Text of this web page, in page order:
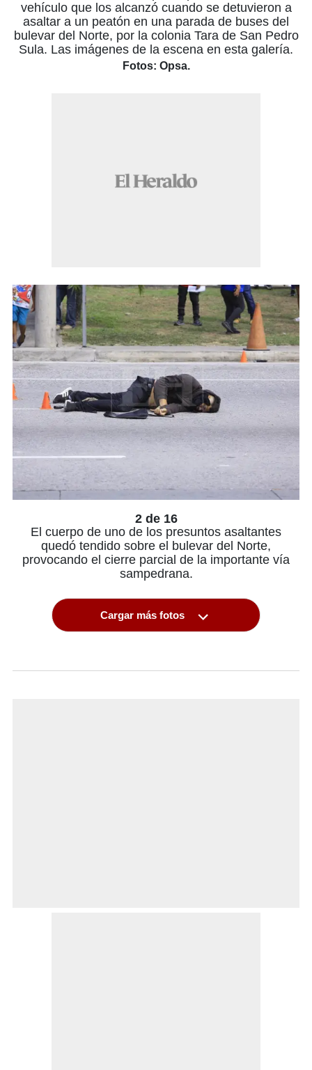
vehículo que los alcanzó cuando se detuvieron a
asaltar a un peatón en una parada de buses del
bulevar del Norte, por la colonia Tara de San Pedro
Sula. Las imágenes de la escena en esta galería.
Fotos: Opsa.
2 de 16
El cuerpo de uno de los presuntos asaltantes
quedó tendido sobre el bulevar del Norte,
provocando el cierre parcial de la importante vía
sampedrana.
Cargar más fotos